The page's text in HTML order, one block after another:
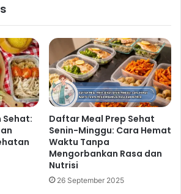
Rekomendasi Makanan Rendah
Gula yang Baik untuk Menjaga
Energi dan Kebugaran Tubuh
3 jam ago
Rekomendasi Buah Kaya Nutrisi
yang Membantu Meningkatkan
Imunitas Secara Alami
Mengenal Sayuran Hijau Kaya Nutrisi
Sehat:
Daftar Meal Prep Sehat
Senin-Minggu: Cara Hemat
Waktu Tanpa
Mengorbankan Rasa dan
Nutrisi
26 September 2025